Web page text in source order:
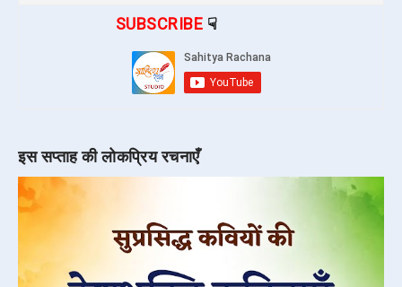
SUBSCRIBE
इस सप्ताह की लोकप्रिय रचनाएँ